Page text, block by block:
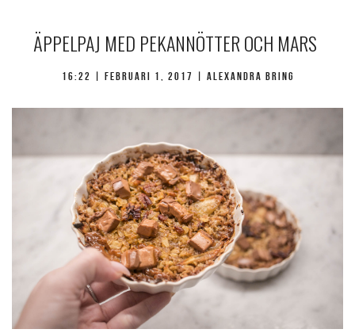
ÄPPELPAJ MED PEKANNÖTTER OCH MARS
16:22 | februari 1, 2017 | Alexandra Bring